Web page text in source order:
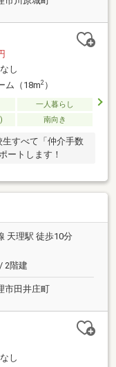
なし
ム（18m2）
一人暮らし
南向き
生すべて「仲介手数
ートします！
天理駅 徒歩10分
2階建
市田井庄町
なし